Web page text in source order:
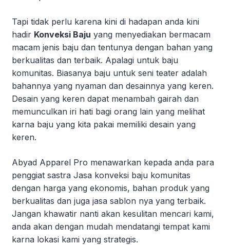
Tapi tidak perlu karena kini di hadapan anda kini
hadir Konveksi Baju yang menyediakan bermacam
macam jenis baju dan tentunya dengan bahan yang
berkualitas dan terbaik. Apalagi untuk baju
komunitas. Biasanya baju untuk seni teater adalah
bahannya yang nyaman dan desainnya yang keren.
Desain yang keren dapat menambah gairah dan
memunculkan iri hati bagi orang lain yang melihat
karna baju yang kita pakai memiliki desain yang
keren.
Abyad Apparel Pro menawarkan kepada anda para
penggiat sastra Jasa konveksi baju komunitas
dengan harga yang ekonomis, bahan produk yang
berkualitas dan juga jasa sablon nya yang terbaik.
Jangan khawatir nanti akan kesulitan mencari kami,
anda akan dengan mudah mendatangi tempat kami
karna lokasi kami yang strategis.